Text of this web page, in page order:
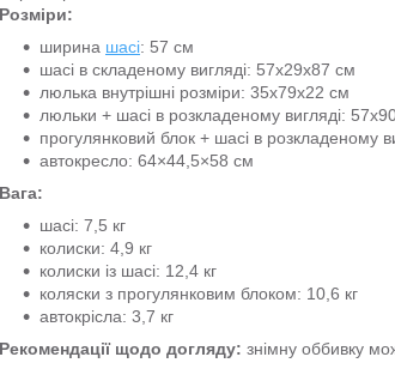
Розміри:
ширина шасі: 57 см
шасі в складеному вигляді: 57х29х87 см
люлька внутрішні розміри: 35х79х22 см
люльки + шасі в розкладеному вигляді:
прогулянковий блок + шасі в розкладеному
автокресло: 64×44,5×58 см
Вага:
шасі: 7,5 кг
колиски: 4,9 кг
колиски із шасі: 12,4 кг
коляски з прогулянковим блоком: 10,6 кг
автокрісла: 3,7 кг
Рекомендації щодо догляду: знімну оббивку